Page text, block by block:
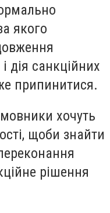
якого
дія санкційних
припинитися.
хочуть
щоби знайти
рішення